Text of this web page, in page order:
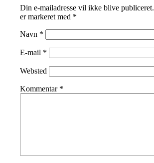
Din e-mailadresse vil ikke blive publiceret.
er markeret med *
Navn *
E-mail *
Websted
Kommentar *